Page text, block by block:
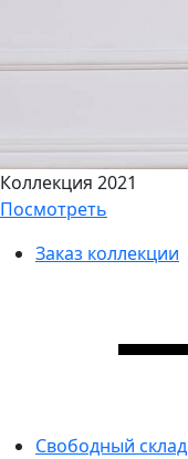
Коллекция 2021
Посмотреть
Заказ коллекции
Свободный склад